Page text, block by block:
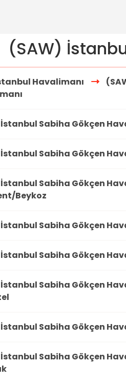
(SAW)
Havalimanı
Sabiha Gökçen
Sabiha Gökçen
Sabiha Gökçen
Beykoz
Sabiha Gökçen
Sabiha Gökçen
Sabiha Gökçen
Sabiha Gökçen
Sabiha Gökçen